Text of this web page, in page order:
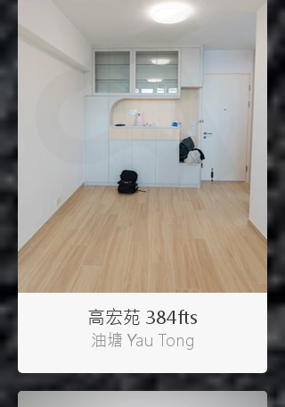
高宏苑 384fts
油塘 Yau Tong